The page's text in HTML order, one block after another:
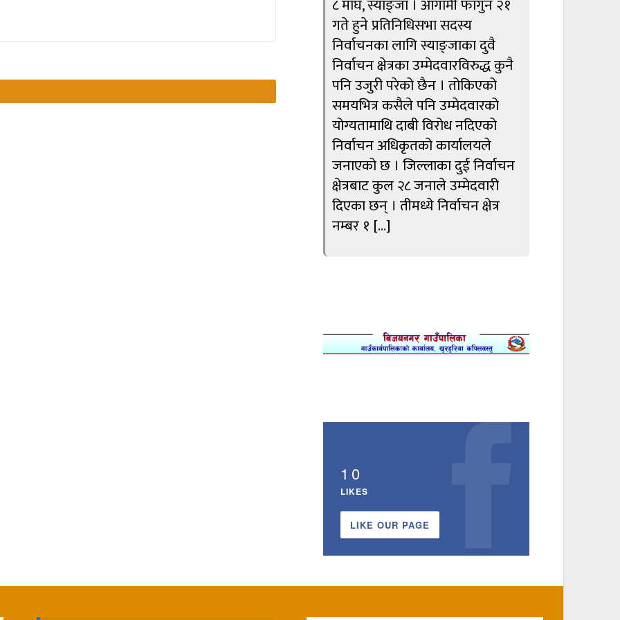
८ माघ, स्याङ्जा । आगामी फागुन २१
गते हुने प्रतिनिधिसभा सदस्य
निर्वाचनका लागि स्याङ्जाका दुवै
निर्वाचन क्षेत्रका उम्मेदवारविरुद्ध कुनै
पनि उजुरी परेको छैन । तोकिएको
समयभित्र कसैले पनि उम्मेदवारको
योग्यतामाथि दाबी विरोध नदिएको
निर्वाचन अधिकृतको कार्यालयले
जनाएको छ । जिल्लाका दुई निर्वाचन
क्षेत्रबाट कुल २८ जनाले उम्मेदवारी
दिएका छन् । तीमध्ये निर्वाचन क्षेत्र
नम्बर १ […]
10
LIKES
LIKE OUR PAGE